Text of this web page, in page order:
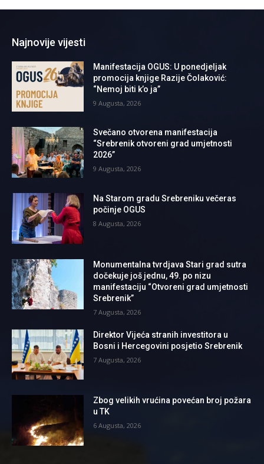
Najnovije vijesti
Manifestacija OGUS: U ponedjeljak
promocija knjige Razije Čolaković:
“Nemoj biti k’o ja”
9 Augusta, 2026
Svečano otvorena manifestacija
“Srebrenik otvoreni grad umjetnosti
2026”
9 Augusta, 2026
Na Starom gradu Srebreniku večeras
počinje OGUS
8 Augusta, 2026
Monumentalna tvrdjava Stari grad sutra
dočekuje još jednu, 49. po nizu
manifestaciju “Otvoreni grad umjetnosti
Srebrenik”
7 Augusta, 2026
Direktor Vijeća stranih investitora u
Bosni i Hercegovini posjetio Srebrenik
7 Augusta, 2026
Zbog velikih vrućina povećan broj požara
u TK
6 Augusta, 2026